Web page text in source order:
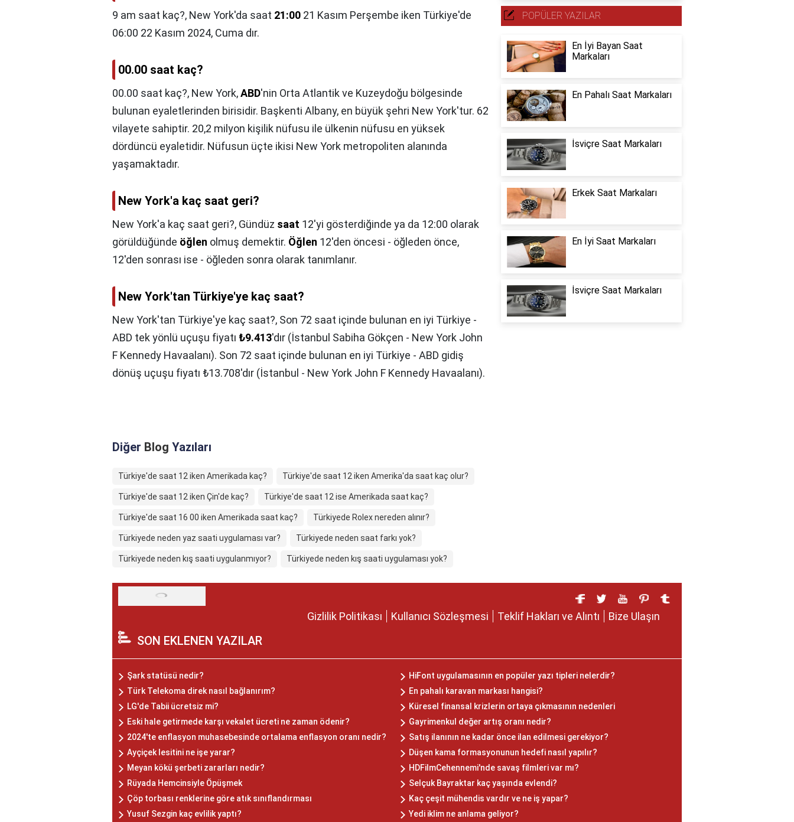
9 am saat kaç?, New York'da saat 21:00 21 Kasım Perşembe iken Türkiye'de
06:00 22 Kasım 2024, Cuma dır.
00.00 saat kaç?
00.00 saat kaç?, New York,ABD'nin Orta Atlantik ve Kuzeydoğu bölgesinde
bulunan eyaletlerinden birisidir. Başkenti Albany, en büyük şehri New York'tur. 62
vilayete sahiptir. 20,2 milyon kişilik nüfusu ile ülkenin nüfusu en yüksek
dördüncü eyaletidir. Nüfusun üçte ikisi New York metropoliten alanında
yaşamaktadır.
New York'a kaç saat geri?
New York'a kaç saat geri?, Gündüz saat 12'yi gösterdiğinde ya da 12:00 olarak
görüldüğünde öğlen olmuş demektir. Öğlen 12'den öncesi - öğleden önce,
12'den sonrası ise - öğleden sonra olarak tanımlanır.
New York'tan Türkiye'ye kaç saat?
New York'tan Türkiye'ye kaç saat?, Son 72 saat içinde bulunan en iyi Türkiye -
ABD tek yönlü uçuşu fiyatı ₺9.413'dır (İstanbul Sabiha Gökçen - New York John
F Kennedy Havaalanı). Son 72 saat içinde bulunan en iyi Türkiye - ABD gidiş
dönüş uçuşu fiyatı ₺13.708'dır (İstanbul - New York John F Kennedy Havaalanı).
Diğer Blog Yazıları
Türkiye'de saat 12 iken Amerikada kaç? Türkiye'de saat 12 iken Amerika'da saat kaç olur?
Türkiye'de saat 12 iken Çin'de kaç? Türkiye'de saat 12 ise Amerikada saat kaç?
Türkiye'de saat 16 00 iken Amerikada saat kaç? Türkiyede Rolex nereden alınır?
Türkiyede neden yaz saati uygulaması var? Türkiyede neden saat farkı yok?
Türkiyede neden kış saati uygulanmıyor? Türkiyede neden kış saati uygulaması yok?
POPÜLER YAZILAR
En İyi Bayan Saat
Markaları
En Pahalı Saat Markaları
İsviçre Saat Markaları
Erkek Saat Markaları
En İyi Saat Markaları
İsviçre Saat Markaları
Gizlilik Politikası Kullanıcı Sözleşmesi Teklif Hakları ve Alıntı Bize Ulaşın
SON EKLENEN YAZILAR
Şark statüsü nedir?
HiFont uygulamasının en popüler yazı tipleri nelerdir?
Türk Telekoma direk nasıl bağlanırım?
En pahalı karavan markası hangisi?
LG'de Tabii ücretsiz mi?
Küresel finansal krizlerin ortaya çıkmasının nedenleri
Eski hale getirmede karşı vekalet ücreti ne zaman ödenir?
Gayrimenkul değer artış oranı nedir?
2024'te enflasyon muhasebesinde ortalama enflasyon oranı nedir?
Satış ilanının ne kadar önce ilan edilmesi gerekiyor?
Ayçiçek lesitini ne işe yarar?
Düşen kama formasyonunun hedefi nasıl yapılır?
Meyan kökü şerbeti zararları nedir?
HDFilmCehennemi'nde savaş filmleri var mı?
Rüyada Hemcinsiyle Öpüşmek
Selçuk Bayraktar kaç yaşında evlendi?
Çöp torbası renklerine göre atık sınıflandırması
Kaç çeşit mühendis vardır ve ne iş yapar?
Yusuf Sezgin kaç evlilik yaptı?
Yedi iklim ne anlama geliyor?